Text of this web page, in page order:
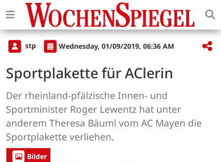
stp Wednesday, 01/09/2019, 06:36 AM
Sportplakette für AClerin
Der rheinland-pfälzische Innen- und
Sportminister Roger Lewentz hat unter
anderem Theresa Bäuml vom AC Mayen die
Sportplakette verliehen.
Bilder